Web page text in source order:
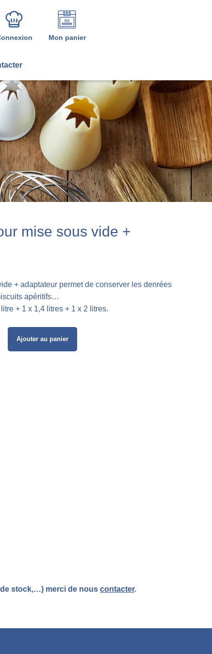
Mon panier
mise sous vide +
+ adaptateur permet de conserver les denrées
apéritifs…
+ 1 x 1,4 litres + 1 x 2 litres.
Ajouter au panier
stock,…) merci de nous contacter.